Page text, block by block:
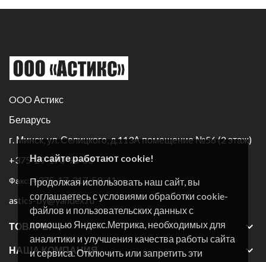
На сайте работают cookie!
Продолжая использовать наш сайт, вы
соглашаетесь с условиями обработки cookie-
файлов и пользовательских данных с
помощью Яндекс.Метрика, необходимых для
аналитики и улучшения качества работы сайта
и сервиса. Отключить или запретить эти
OOO Астикс
Беларусь
г. Минск, ул. Селицкого, д.113А помещение №56 (2 этаж)
+375-29-170-96-60
Факс:+375-17-317-59-41
astics-by@yandex.ru
ТОВАРЫ 
НАША КОМПАНИЯ 